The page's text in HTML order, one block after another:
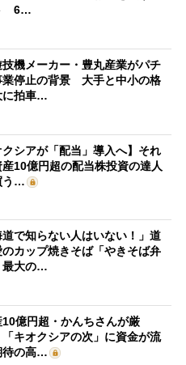
6…
機メーカー・豊丸産業がパチ
業停止の背景 大手と中小の格
に拍車…
クシアが「配当」導入へ】それ
10億円超の配当株投資の達人
う…
道で知らない人はいない！」道
のカップ焼きそば「やきそば弁
最大の…
10億円超・かんちさんが厳
キオクシアの次」に資金が流
待の高…